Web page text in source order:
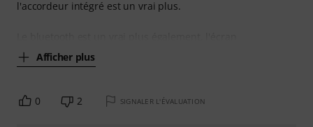
l'accordeur intégré est un vrai plus.
Afficher plus
0 2 SIGNALER L'ÉVALUATION